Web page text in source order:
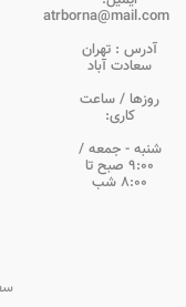
atrborna@mail.com
آدرس : تهران
سعادت آباد
روزها / ساعت
کاری:
شنبه - جمعه /
9:00 صبح تا
8:00 شب